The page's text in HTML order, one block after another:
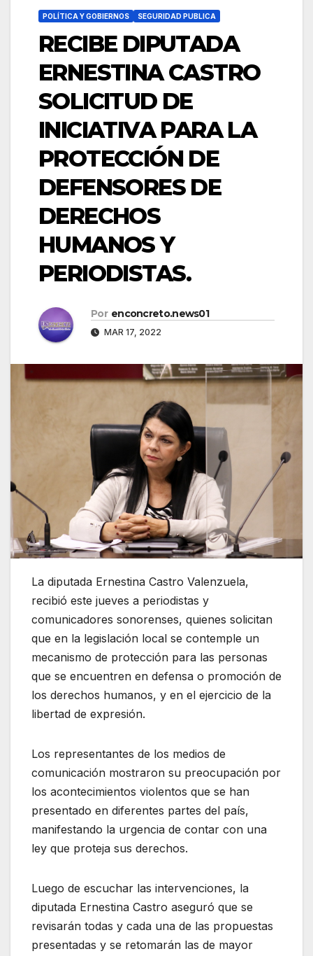
POLÍTICA Y GOBIERNOS SEGURIDAD PUBLICA
RECIBE DIPUTADA
ERNESTINA CASTRO
SOLICITUD DE
INICIATIVA PARA LA
PROTECCIÓN DE
DEFENSORES DE
DERECHOS
HUMANOS Y
PERIODISTAS.
Por enconcreto.news01
MAR 17, 2022
La diputada Ernestina Castro Valenzuela,
recibió este jueves a periodistas y
comunicadores sonorenses, quienes solicitan
que en la legislación local se contemple un
mecanismo de protección para las personas
que se encuentren en defensa o promoción de
los derechos humanos, y en el ejercicio de la
libertad de expresión.
Los representantes de los medios de
comunicación mostraron su preocupación por
los acontecimientos violentos que se han
presentado en diferentes partes del país,
manifestando la urgencia de contar con una
ley que proteja sus derechos.
Luego de escuchar las intervenciones, la
diputada Ernestina Castro aseguró que se
revisarán todas y cada una de las propuestas
presentadas y se retomarán las de mayor